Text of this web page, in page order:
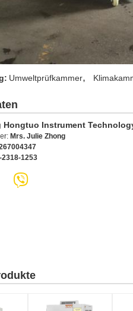
Umweltprüfkammer,
Hongtuo Instrument
Mrs. Julie Zhong
2318-1253